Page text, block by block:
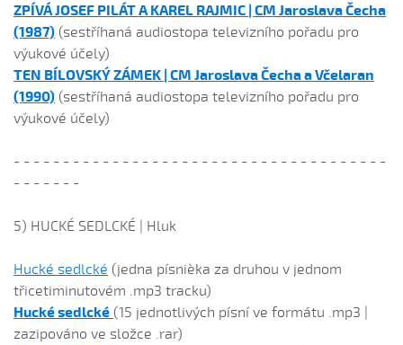
ZPÍVÁ JOSEF PILÁT A KAREL RAJMIC | CM Jaroslava Čecha
(1987) (sestříhaná audiostopa televizního pořadu pro
výukové účely)
TEN BÍLOVSKÝ ZÁMEK | CM JaroslavaČecha a Včelaran
(1990) (sestříhaná audiostopa televizního pořadu pro
výukové účely)
- - - - - - - - - - - - - - - - - - - - - - - - - - - - - - - - - - - - - -
- - - - - - -
5) HUCKÉ SEDLCKÉ | Hluk
Hucké sedlcké (jedna písnièka za druhou v jednom
třicetiminutovém .mp3 tracku)
Hucké sedlcké (15 jednotlivých písní ve formátu .mp3 |
zazipováno ve složce .rar)